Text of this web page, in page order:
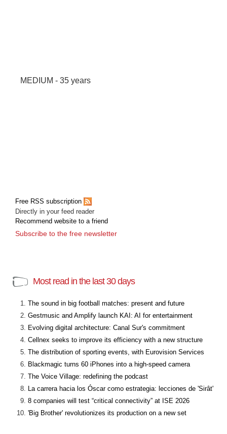
MEDIUM - 35 years
Free RSS subscription
Directly in your feed reader
Recommend website to a friend
Subscribe to the free newsletter
Most read in the last 30 days
The sound in big football matches: present and future
Gestmusic and Amplify launch KAI: AI for entertainment
Evolving digital architecture: Canal Sur's commitment
Cellnex seeks to improve its efficiency with a new structure
The distribution of sporting events, with Eurovision Services
Blackmagic turns 60 iPhones into a high-speed camera
The Voice Village: redefining the podcast
La carrera hacia los Óscar como estrategia: lecciones de 'Sirât'
8 companies will test “critical connectivity” at ISE 2026
'Big Brother' revolutionizes its production on a new set